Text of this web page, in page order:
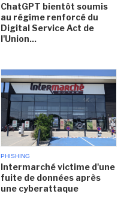
ChatGPT bientôt soumis
au régime renforcé du
Digital Service Act de
l'Union...
PHISHING
Intermarché victime d'une
fuite de données après
une cyberattaque